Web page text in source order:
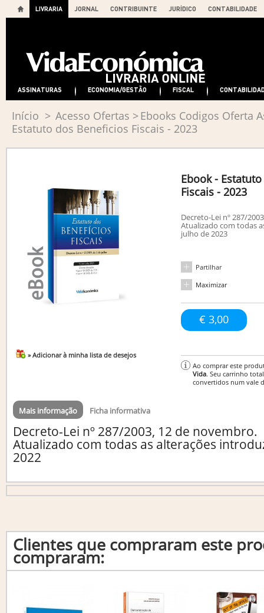
LIVRARIA JORNAL CONTRIBUINTE JURÍDICO CONTABILIDADE
ASSINATURAS ECONOMIA/GESTÃO FISCAL
Início > Acesso Ofertas >Ebooks Codigos Oferta
Estatuto dos Beneficios Fiscais - 2023
» Adicionar à minha lista de desejos
Ebook -
Fiscais - 2023
Decreto-Lei nº 287/
Atualizado com todas
julho de 2023
Partilhar
Maximizar
€ 3,00
Ao comprar este
Vida. Seu carrinho
convertidos num vale
Mais informação Ficha informativa
Decreto-Lei nº 287/2003, 12 de novembro.
Atualizado com todas as alterações
2022
Clientes que compraram este
compraram: